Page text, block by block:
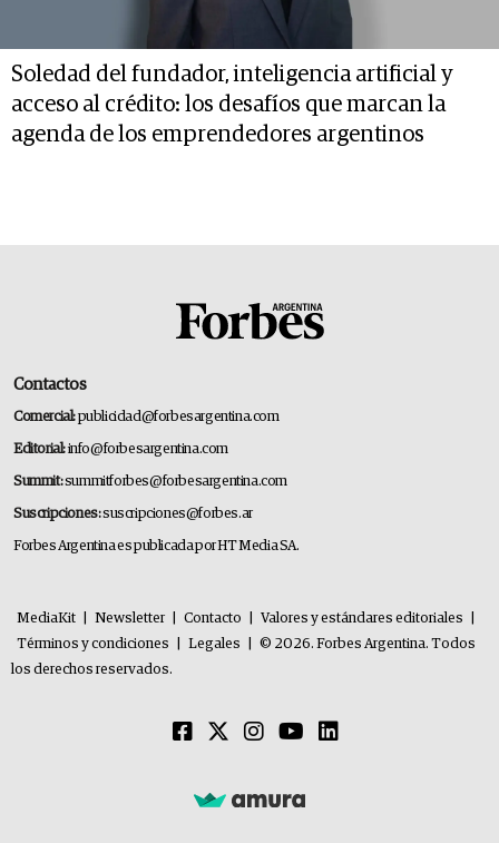
Soledad del fundador, inteligencia artificial y
acceso al crédito: los desafíos que marcan la
agenda de los emprendedores argentinos
Contactos
Comercial:publicidad@forbesargentina.com
Editorial:info@forbesargentina.com
Summit:summitforbes@forbesargentina.com
Suscripciones:suscripciones@forbes.ar
Forbes Argentina es publicada por HT Media SA.
MediaKit Newsletter Contacto Valores y estándares editoriales
Términos y condiciones
Legales
© 2026. Forbes Argentina. Todos
los derechos reservados.